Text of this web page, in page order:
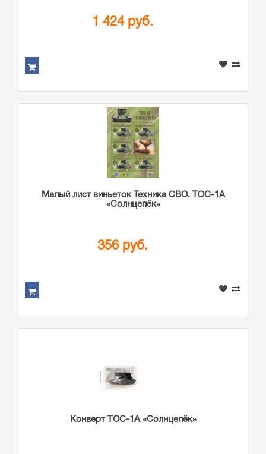
1 424 руб.
Малый лист виньеток Техника СВО. ТОС-1А
«Солнцепёк»
356 руб.
Конверт ТОС-1А «Солнцепёк»